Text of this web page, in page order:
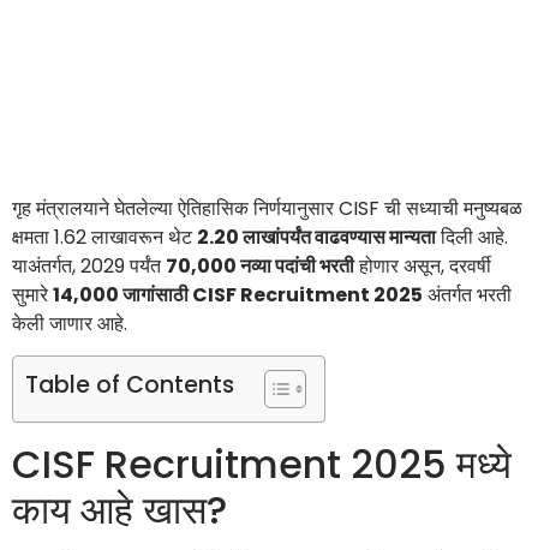
गृह मंत्रालयाने घेतलेल्या ऐतिहासिक निर्णयानुसार CISF ची सध्याची मनुष्यबळ
क्षमता 1.62 लाखावरून थेट2.20 लाखांपर्यंत वाढवण्यास मान्यतादिली आहे.
याअंतर्गत, 2029 पर्यंत70,000 नव्या पदांची भरतीहोणार असून, दरवर्षी
सुमारे14,000 जागांसाठी CISF Recruitment 2025 अंतर्गत भरती
केली जाणार आहे.
Table of Contents
CISF Recruitment 2025 मध्ये
काय आहे खास?